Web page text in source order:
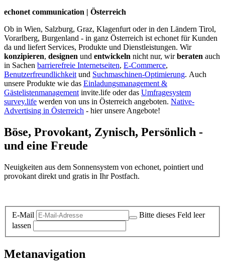
echonet communication | Österreich
Ob in Wien, Salzburg, Graz, Klagenfurt oder in den Ländern Tirol,
Vorarlberg, Burgenland - in ganz Österreich ist echonet für Kunden
da und liefert Services, Produkte und Dienstleistungen. Wir
konzipieren, designen und entwickeln nicht nur, wirberaten auch
in Sachen barrierefreie Internetseiten, E-Commerce,
Benutzerfreundlichkeit und Suchmaschinen-Optimierung. Auch
unsere Produkte wie das Einladungsmanagement &
Gästelistenmanagement invite.life oder das Umfragesystem
survey.life werden von uns in Österreich angeboten. Native-
Advertising in Österreich - hier unsere Angebote!
Böse, Provokant, Zynisch, Persönlich -
und eine Freude
Neuigkeiten aus dem Sonnensystem von echonet, pointiert und
provokant direkt und gratis in Ihr Postfach.
E-Mail
Bitte dieses Feld leer
lassen
Metanavigation